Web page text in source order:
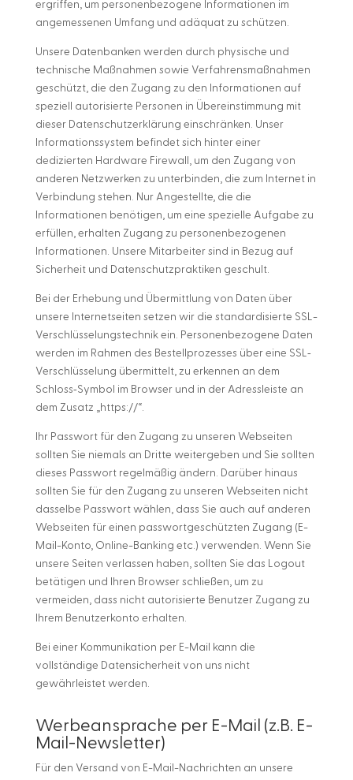
ergriffen, um personenbezogene Informationen im
angemessenen Umfang und adäquat zu schützen.
Unsere Datenbanken werden durch physische und
technische Maßnahmen sowie Verfahrensmaßnahmen
geschützt, die den Zugang zu den Informationen auf
speziell autorisierte Personen in Übereinstimmung mit
dieser Datenschutzerklärung einschränken. Unser
Informationssystem befindet sich hinter einer
dedizierten Hardware Firewall, um den Zugang von
anderen Netzwerken zu unterbinden, die zum Internet in
Verbindung stehen. Nur Angestellte, die die
Informationen benötigen, um eine spezielle Aufgabe zu
erfüllen, erhalten Zugang zu personenbezogenen
Informationen. Unsere Mitarbeiter sind in Bezug auf
Sicherheit und Datenschutzpraktiken geschult.
Bei der Erhebung und Übermittlung von Daten über
unsere Internetseiten setzen wir die standardisierte SSL-
Verschlüsselungstechnik ein. Personenbezogene Daten
werden im Rahmen des Bestellprozesses über eine SSL‐
Verschlüsselung übermittelt, zu erkennen an dem
Schloss‐Symbol im Browser und in der Adressleiste an
dem Zusatz „https://“.
Ihr Passwort für den Zugang zu unseren Webseiten
sollten Sie niemals an Dritte weitergeben und Sie sollten
dieses Passwort regelmäßig ändern. Darüber hinaus
sollten Sie für den Zugang zu unseren Webseiten nicht
dasselbe Passwort wählen, dass Sie auch auf anderen
Webseiten für einen passwortgeschützten Zugang (E-
Mail-Konto, Online-Banking etc.) verwenden. Wenn Sie
unsere Seiten verlassen haben, sollten Sie das Logout
betätigen und Ihren Browser schließen, um zu
vermeiden, dass nicht autorisierte Benutzer Zugang zu
Ihrem Benutzerkonto erhalten.
Bei einer Kommunikation per E-Mail kann die
vollständige Datensicherheit von uns nicht
gewährleistet werden.
Werbeansprache per E-Mail (z.B. E-
Mail-Newsletter)
Für den Versand von E-Mail-Nachrichten an unsere